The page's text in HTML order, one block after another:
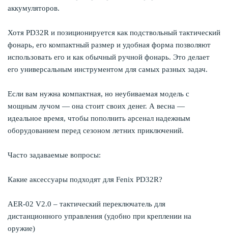
аккумуляторов.
Хотя PD32R и позиционируется как подствольный тактический
фонарь, его компактный размер и удобная форма позволяют
использовать его и как обычный ручной фонарь. Это делает
его универсальным инструментом для самых разных задач.
Если вам нужна компактная, но неубиваемая модель с
мощным лучом — она стоит своих денег. А весна —
идеальное время, чтобы пополнить арсенал надежным
оборудованием перед сезоном летних приключений.
Часто задаваемые вопросы:
Какие аксессуары подходят для Fenix PD32R?
AER-02 V2.0 – тактический переключатель для
дистанционного управления (удобно при креплении на
оружие)